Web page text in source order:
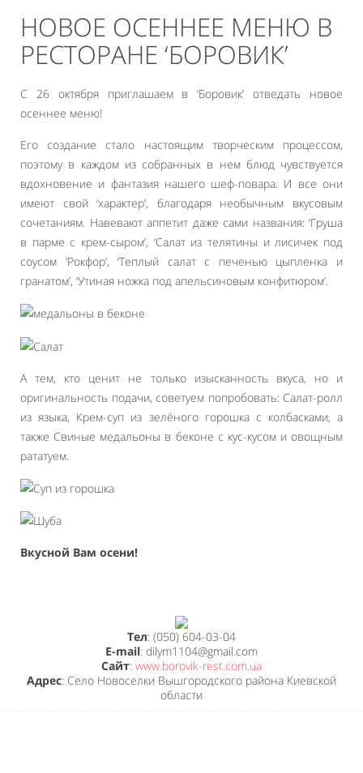
НОВОЕ ОСЕННЕЕ МЕНЮ В
РЕСТОРАНЕ ‘БОРОВИК’
С 26 октября приглашаем в ‘Боровик’ отведать новое
осеннее меню!
Его создание стало настоящим творческим процессом,
поэтому в каждом из собранных в нем блюд чувствуется
вдохновение и фантазия нашего шеф-повара. И все они
имеют свой ‘характер’, благодаря необычным вкусовым
сочетаниям. Навевают аппетит даже сами названия: ‘Груша
в парме с крем-сыром’, ‘Салат из телятины и лисичек под
соусом ‘Рокфор’, ‘Теплый салат с печенью цыпленка и
гранатом’, ‘Утиная ножка под апельсиновым конфитюром’.
А тем, кто ценит не только изысканность вкуса, но и
оригинальность подачи, советуем попробовать: Салат-ролл
из языка, Крем-суп из зелёного горошка с колбасками, а
также Свиные медальоны в беконе с кус-кусом и овощным
рататуем.
Вкусной Вам осени!
Тел: (050) 604-03-04
E-mail: dilym1104@gmail.com
Сайт: www.borovik-rest.com.ua
Адрес: Село Новоселки Вышгородского района Киевской
области